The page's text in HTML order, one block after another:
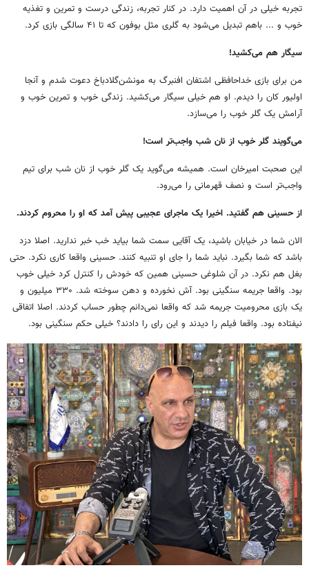
تجربه خیلی در آن اهمیت دارد. در کنار تجربه، زندگی درست و تمرین و تغذیه
خوب و ... باهم تبدیل می‌شود به گلری مثل بوفون که تا ۴۱ سالگی بازی کرد.
سیگار هم می‌کشید!
من برای بازی خداحافظی اشتفان افنبرگ به مونشن‌گلادباخ دعوت شدم و آنجا
اولیور کان را دیدم. او هم خیلی سیگار می‌کشید. زندگی خوب و تمرین خوب و
آرامش یک گلر خوب را می‌سازد.
می‌گویند گلر خوب از نان شب واجب‌تر است!
این صحبت امیرخان است. همیشه می‌گوید یک گلر خوب از نان شب برای تیم
واجب‌تر است و نصف قهرمانی را می‌رود.
از حسینی هم گفتید. اخیرا یک ماجرای عجیبی پیش آمد که او را محروم کردند.
الان شما در خیابان باشید، یک آقایی سمت شما بیاید خب خبر ندارید. اصلا دزد
باشد که شما بگیرد. نباید شما را جای او تنبیه کنند. حسینی واقعا کاری نکرد. حتی
بغل هم نکرد. در آن شلوغی حسینی همین که خودش را کنترل کرد خیلی خوب
بود. واقعا جریمه سنگینی بود. آش نخورده و دهن سوخته شد. ۳۳۰ میلیون و
یک بازی محرومیت جریمه شد که واقعا نمی‌دانم چطور حساب کردند. اصلا اتفاقی
نیفتاده بود. واقعا فیلم را دیدند و این رای را دادند؟ خیلی حکم سنگینی بود.